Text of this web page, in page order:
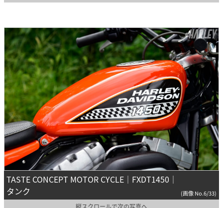
TASTE CONCEPT MOTOR CYCLE｜FXDT1450｜
タンク
(画像 No.6/33)
縦スクロールで次の写真へ